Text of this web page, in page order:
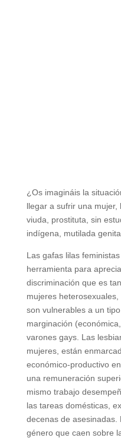
¿Os imagináis la
llegar a sufrir una mujer,
viuda, prostituta, sin
indígena, mutilada
Las gafas lilas
herramienta para
discriminación que es
mujeres
son vulnerables a un
marginación
varones gays. Las
mujeres, están
económico-productivo
una remuneración
mismo trabajo
las tareas domésticas,
decenas de asesinadas.
género que caen sobre